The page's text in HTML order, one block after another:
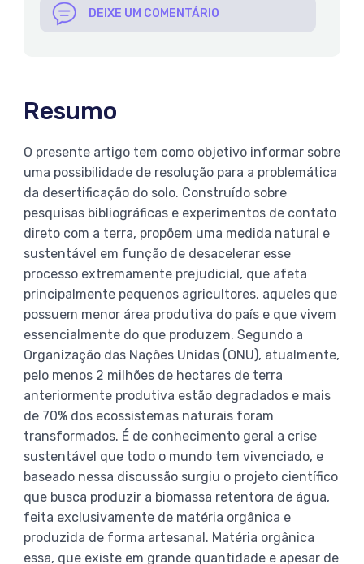
DEIXE UM COMENTÁRIO
Resumo
O presente artigo tem como objetivo informar sobre
uma possibilidade de resolução para a problemática
da desertificação do solo. Construído sobre
pesquisas bibliográficas e experimentos de contato
direto com a terra, propõem uma medida natural e
sustentável em função de desacelerar esse
processo extremamente prejudicial, que afeta
principalmente pequenos agricultores, aqueles que
possuem menor área produtiva do país e que vivem
essencialmente do que produzem. Segundo a
Organização das Nações Unidas (ONU), atualmente,
pelo menos 2 milhões de hectares de terra
anteriormente produtiva estão degradados e mais
de 70% dos ecossistemas naturais foram
transformados. É de conhecimento geral a crise
sustentável que todo o mundo tem vivenciado, e
baseado nessa discussão surgiu o projeto científico
que busca produzir a biomassa retentora de água,
feita exclusivamente de matéria orgânica e
produzida de forma artesanal. Matéria orgânica
essa, que existe em grande quantidade e apesar de